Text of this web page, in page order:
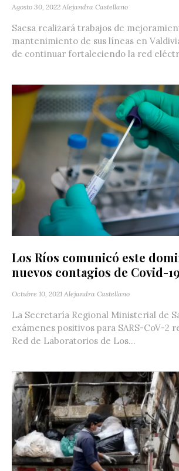
Agosto 30, 2022 Alejandra Castellano
Saesa realizará trabajos de
mantenimiento de sus líneas en
de continuar fortaleciendo la red
Los Ríos comunicó este
nuevos contagios de Covid-19
Octubre 10, 2021 Alejandra Castellano
La Secretaría Regional Ministerial de
exámenes positivos para SARS-CoV-2
Red de Laboratorios de Los...